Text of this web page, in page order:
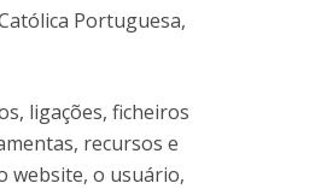
Portuguesa,
ligações, ficheiros
recursos e
website, o usuário,